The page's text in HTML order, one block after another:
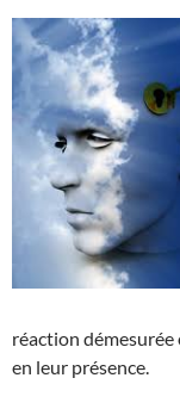
réaction démesurée
en leur présence.